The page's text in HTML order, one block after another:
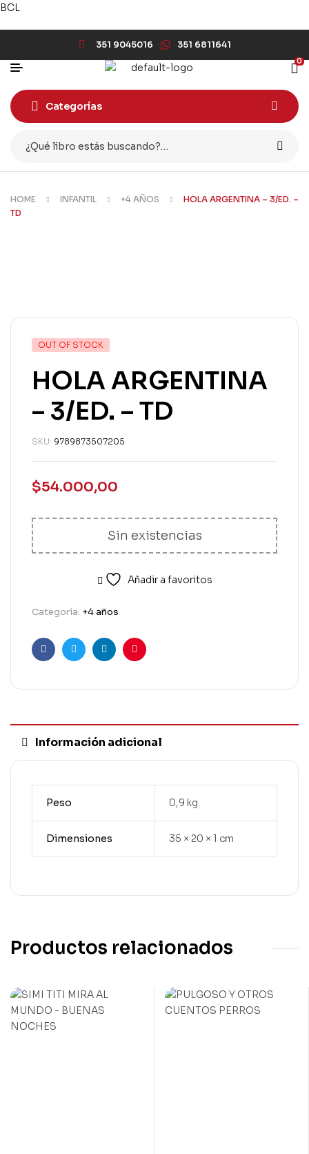
BCL
351 9045016 351 6811641
0
Categorías
HOME INFANTIL +4 AÑOS
HOLA ARGENTINA – 3/ED. –
TD
OUT OF STOCK
HOLA ARGENTINA
– 3/ED. – TD
SKU: 9789873507205
$54.000,00
Sin existencias
Añadir a favoritos
Categoría: +4 años
FacebookTwitterLinkedinPinterest
Información adicional
Peso 0,9 kg
Dimensiones 35 × 20 × 1 cm
Productos relacionados